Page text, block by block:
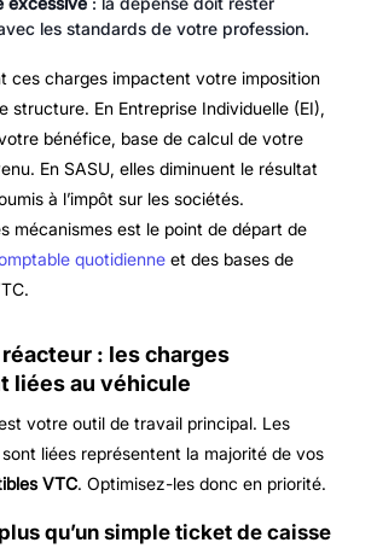
les standards de votre profession.
ces charges impactent votre imposition
structure. En Entreprise Individuelle (EI),
bénéfice, base de calcul de votre
En SASU, elles diminuent le résultat
à l’impôt sur les sociétés.
mécanismes est le point de départ de
quotidienneet des bases de
: les charges
liées au véhicule
votre outil de travail principal. Les
liées représentent la majorité de vos
VTC. Optimisez-les donc en priorité.
qu’un simple ticket de caisse